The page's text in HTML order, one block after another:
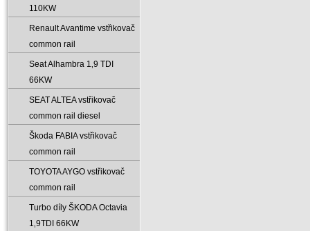
110KW
Renault Avantime vstřikovač
common rail
Seat Alhambra 1‚9 TDI
66KW
SEAT ALTEA vstřikovač
common rail diesel
Škoda FABIA vstřikovač
common rail
TOYOTA AYGO vstřikovač
common rail
Turbo díly ŠKODA Octavia
1‚9TDI 66KW